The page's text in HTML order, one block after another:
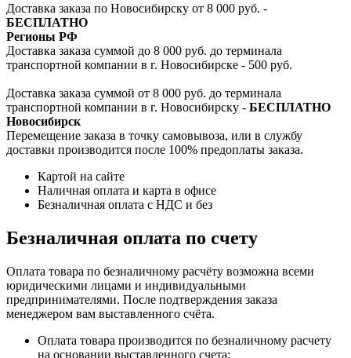
Доставка заказа по Новосибирску от 8 000 руб. -
БЕСПЛАТНО
Регионы РФ
Доставка заказа суммой до 8 000 руб. до терминала
транспортной компании в г. Новосибирске - 500 руб.
Доставка заказа суммой от 8 000 руб. до терминала
транспортной компании в г. Новосибирску - БЕСПЛАТНО
Новосибирск
Перемещение заказа в точку самовывоза, или в службу
доставки производится после 100% предоплаты заказа.
Картой на сайте
Наличная оплата и карта в офисе
Безналичная оплата с НДС и без
Безналичная оплата по счету
Оплата товара по безналичному расчёту возможна всеми
юридическими лицами и индивидуальными
предпринимателями. После подтверждения заказа
менеджером вам выставленного счёта.
Оплата товара производится по безналичному расчету
на основании выставленного счета;